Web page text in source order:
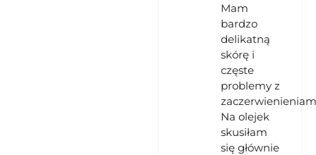
Mam
bardzo
delikatną
skórę i
częste
problemy z
Na olejek
skusiłam
się głównie